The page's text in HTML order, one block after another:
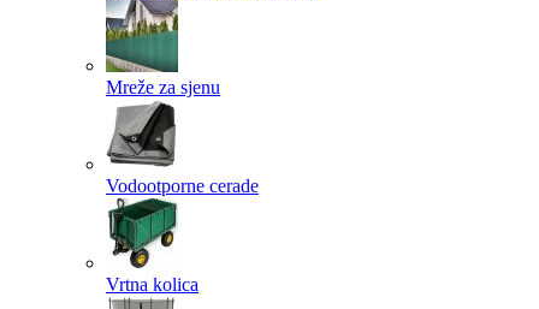
Mreže za sjenu
Vodootporne cerade
Vrtna kolica